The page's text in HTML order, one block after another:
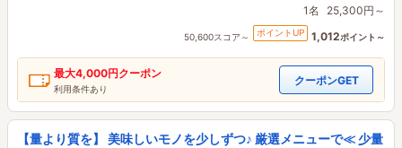
1名 25,300円～
50,600スコア～ ポイントUP 1,012ポイント～
最大4,000円クーポン
利用条件あり
クーポンGET
【量より質を】 美味しいモノを少しずつ♪ 厳選メニューで≪ 少量